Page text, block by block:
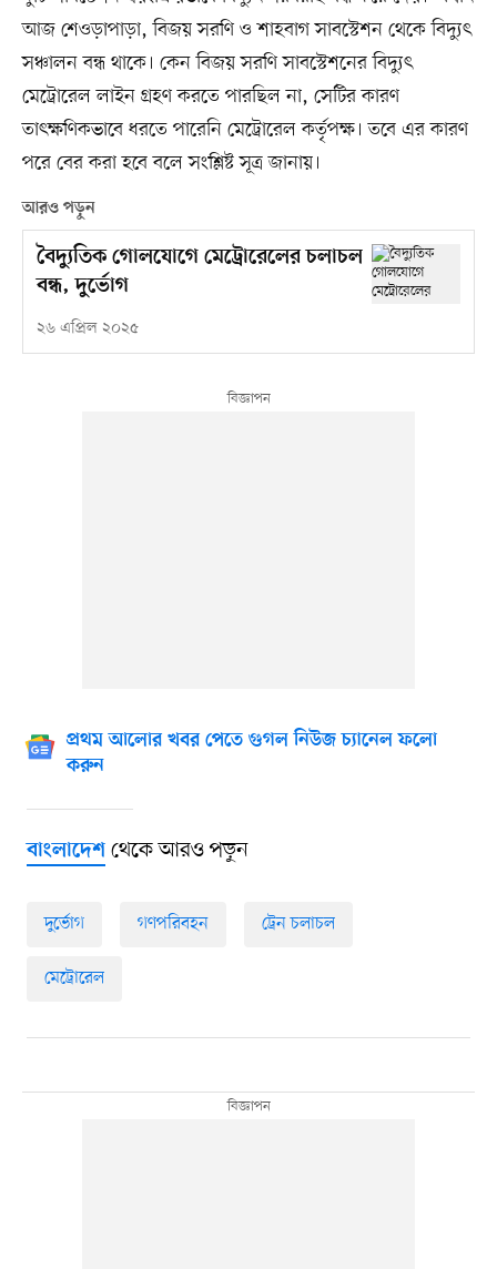
আজ শেওড়াপাড়া, বিজয় সরণি ও শাহবাগ সাবস্টেশন থেকে বিদ্যুৎ
সঞ্চালন বন্ধ থাকে। কেন বিজয় সরণি সাবস্টেশনের বিদ্যুৎ
মেট্রোরেল লাইন গ্রহণ করতে পারছিল না, সেটির কারণ
তাৎক্ষণিকভাবে ধরতে পারেনি মেট্রোরেল কর্তৃপক্ষ। তবে এর কারণ
পরে বের করা হবে বলে সংশ্লিষ্ট সূত্র জানায়।
আরও পড়ুন
বৈদ্যুতিক গোলযোগে মেট্রোরেলের চলাচল
বন্ধ, দুর্ভোগ
২৬ এপ্রিল ২০২৫
প্রথম আলোর খবর পেতে গুগল নিউজ চ্যানেল ফলো
করুন
বাংলাদেশথেকে আরও পড়ুন
দুর্ভোগ গণপরিবহন ট্রেন চলাচল
মেট্রোরেল